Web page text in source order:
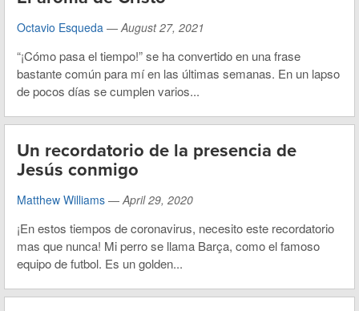
Octavio Esqueda — August 27, 2021
“¡Cómo pasa el tiempo!” se ha convertido en una frase
bastante común para mí en las últimas semanas. En un lapso
de pocos días se cumplen varios...
Un recordatorio de la presencia de
Jesús conmigo
Matthew Williams — April 29, 2020
¡En estos tiempos de coronavirus, necesito este recordatorio
mas que nunca! Mi perro se llama Barça, como el famoso
equipo de futbol. Es un golden...